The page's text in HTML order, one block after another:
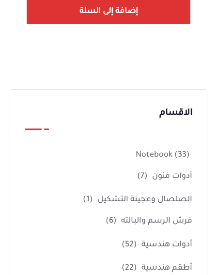
إضافة إلى السلة
الاقسام
Notebook (33)
أدوات فنون (7)
الصلصال وعجينة التشكيل (1)
فرش الرسم والبالته (6)
أدوات هندسية (52)
أطقم هندسية (22)